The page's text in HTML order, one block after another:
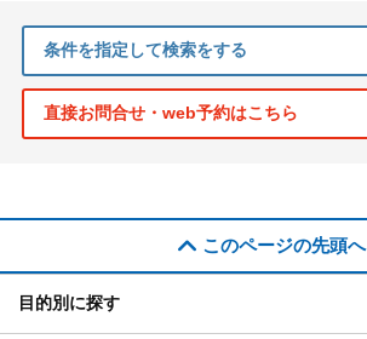
条件を指定して検索をする
直接お問合せ・web予約はこちら
このページの先頭へ
目的別に探す